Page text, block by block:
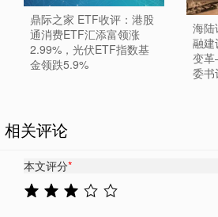
鼎际之家 ETF收评：港股
通消费ETF汇添富领涨
2.99%，光伏ETF指数基
金领跌5.9%
海陆
融建
变
委书
相关评论
本文评分*